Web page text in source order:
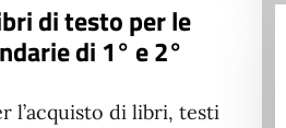
di testo per le
di 1° e 2°
l’acquisto di libri, testi